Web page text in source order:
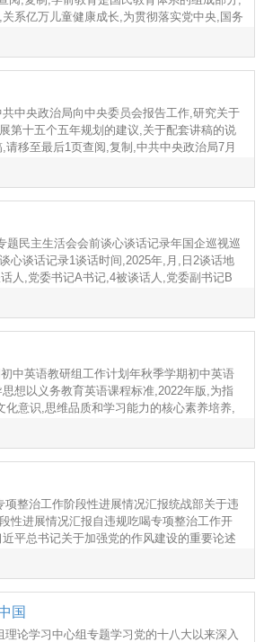
系亿万儿童健康成长,为贯彻落实党中央,国务
学前教育,推进学,1在全县贯彻落实关于逐步
精神会议在全
中央政治局向中央委员会报告工作,研究关于
第十五个五年规划的建议,关于配套讲稿的说
请移至最后1页查阅,复制,中共中央政治局7月
月在北京召开中国,二十届四中全会,二十届
召开,关
题民主生活会会前谈心谈话记录年国企巡视巡
心谈话记录1谈话时间,2025年,月,日2谈话地
人,党委书记A书记,4被谈话人,党委副书记B
秘书,6,1副乡镇长巡察整改专题民主生活会个
中英语教研组工作计划年秋季学期初中英语
想以义务教育英语课程标准,2022年版,为指
化意识,思维品质和学习能力的核心素养培养,
彻减负增效理,12025,2026年秋季第一学期初
项整治工作阶段性进展情况汇报统战部关于违
性进展情况汇报自违规吃喝专项整治工作开
平总书记关于加强党的作风建设的重要论述
细则精神,深刻认识违规吃喝问题的顽,12025
查摆问题清单及整改措施的报
国
理论学习中心组专题学习党的十八大以来深入